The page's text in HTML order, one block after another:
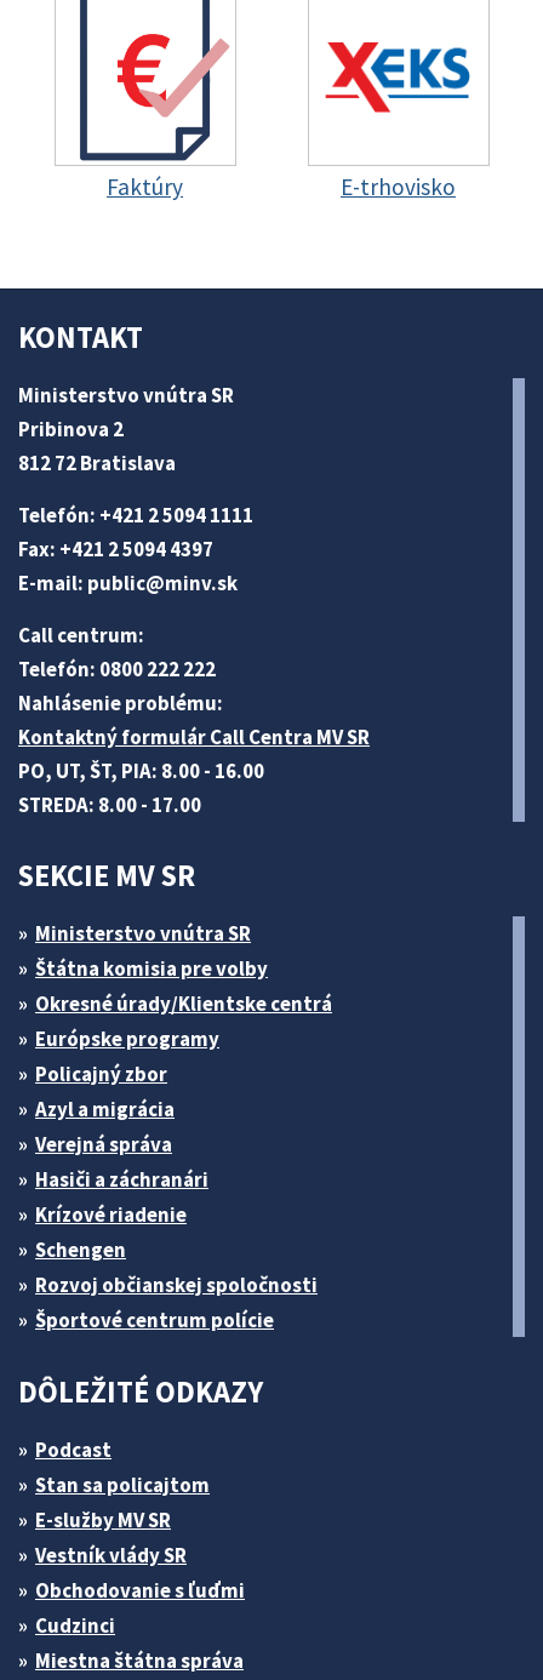
Faktúry E-trhovisko
KONTAKT
Ministerstvo vnútra SR
Pribinova 2
812 72 Bratislava
Telefón: +421 2 5094 1111
Fax: +421 2 5094 4397
E-mail: public@minv.sk
Call centrum:
Telefón: 0800 222 222
Nahlásenie problému:
Kontaktný formulár Call Centra MV SR
PO, UT, ŠT, PIA: 8.00 - 16.00
STREDA: 8.00 - 17.00
SEKCIE MV SR
Ministerstvo vnútra SR
Štátna komisia pre volby
Okresné úrady/Klientske centrá
Európske programy
Policajný zbor
Azyl a migrácia
Verejná správa
Hasiči a záchranári
Krízové riadenie
Schengen
Rozvoj občianskej spoločnosti
Športové centrum polície
DÔLEŽITÉ ODKAZY
Podcast
Stan sa policajtom
E-služby MV SR
Vestník vlády SR
Obchodovanie s ľuďmi
Cudzinci
Miestna štátna správa